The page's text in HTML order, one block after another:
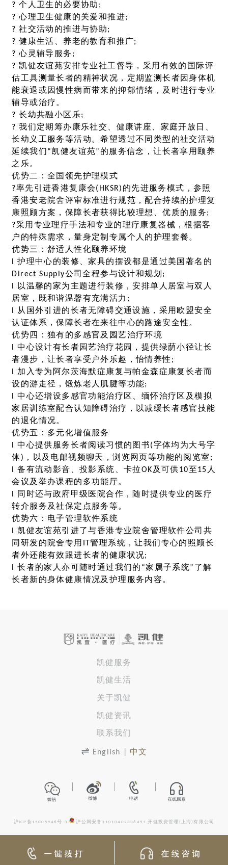
? 个人卫生的必要协助;
? 心理卫生健康的关爱和推进;
? 社交活动的推进与协助;
? 健康生活、养老的教育和推广;
? 心灵辅导服务;
? 凯健友谊苑安排专业社工督导，采用有效的国际评
估工具测量长者的精神状况，定期监测长者因身体机
能衰退或因慢性病而带来的抑郁情绪，及时进行专业
辅导或治疗。
? 长幼共融小区乐;
? 我们定期筹办康乐社交、健康讲座、家庭开放日、
长幼义工服务等活动。希望透过不同类型的社交活动
延续我们“凯健友谊苑”的服务信念，让长者享用颐养
之乐。
优势二：全国领先护理模式
?率先引进香港复康会(HKSR)的先进服务模式，参照
香港安老院舍评审标准进行规范，配合持续的护理复
康照顾方案，保障长者获得比较理想、优质的服务;
?采用专业理疗手法和专业的理疗康复器械，根据客
户的特殊需求，量身定制专属个人的护理套餐。
优势三：舒适人性化颐养环境
l 护理中心的装修、家具的摆设都是通过美国著名的
Direct Supply公司全程参与设计和规划;
l 以温馨的家为主题进行装修，安排单人居室与双人
居室，既和谐温馨有充满活力;
l 从国外引进的长者无障碍交通设施，采用欧盟安全
认证体系，保障长者在来往中心的路途安全性。
优势四：独有的多感官及园艺治疗环境
l 中心设计有长者园艺治疗花园，提供绿荫小径让长
者漫步，让长者享受户外乐趣，怡情养性;
l 加入专为阿尔茨海默症康复与帕金森症康复长者而
设的游走径，锻炼老人肌腱等功能;
l 中心还增设多感官功能治疗区、缅怀治疗区及模拟
家居训练室配合认知障碍治疗，以减缓长者感官技能
的退化情况。
优势五：多元化增值服务
l 中心提供服务长者阅读习惯的图书(字体均为大号字
体)，以及电邮视频聊天，浏览网页等功能的阅览室;
l 备有流动影音、投影系统、卡拉OK及可供10至15人
会议及举办课程的多功能厅。
l 同时还与政府甲级医院合作，随时提供专业的医疗
转介服务及社保定点服务等。
优势六：电子管理软件系统
l 凯健友谊苑引进了与香港专业院舍管理软件公司共
同研发的院舍专用IT管理系统，让我们专心的照顾长
者外还能有效跟进长者的健康状况;
l 长者的家人亦可随时通过我们的“家属子系统”了解
长者新的身体健康情况及护理服务内容。
沪ICP备15005946号-3 沪公网安备31010402336451 开健投资管理(上海)有限公司
凯健服务
凯健生活
关于凯健
凯健资讯
联系我们
English 中文